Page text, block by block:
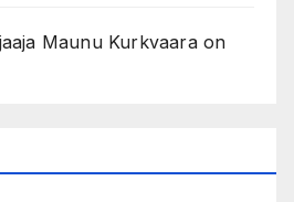
Maunu Kurkvaara on